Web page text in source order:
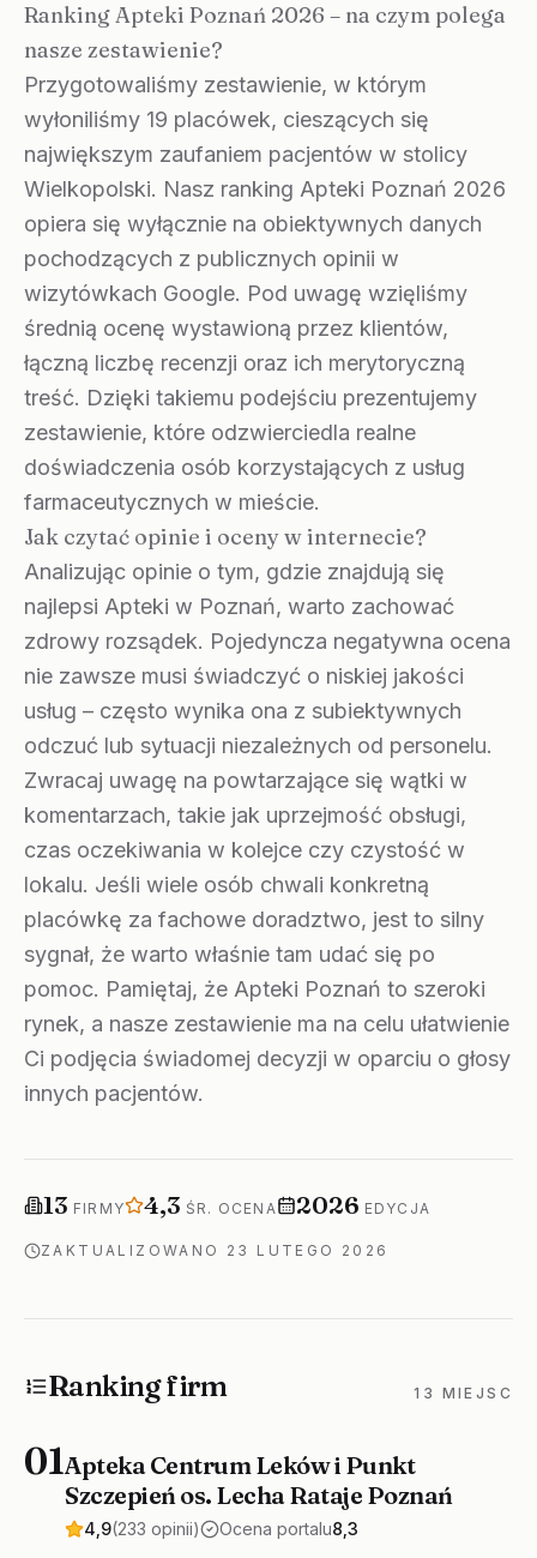
Ranking Apteki Poznań 2026 – na czym polega
nasze zestawienie?
Przygotowaliśmy zestawienie, w którym
wyłoniliśmy 19 placówek, cieszących się
największym zaufaniem pacjentów w stolicy
Wielkopolski. Nasz ranking Apteki Poznań 2026
opiera się wyłącznie na obiektywnych danych
pochodzących z publicznych opinii w
wizytówkach Google. Pod uwagę wzięliśmy
średnią ocenę wystawioną przez klientów,
łączną liczbę recenzji oraz ich merytoryczną
treść. Dzięki takiemu podejściu prezentujemy
zestawienie, które odzwierciedla realne
doświadczenia osób korzystających z usług
farmaceutycznych w mieście.
Jak czytać opinie i oceny w internecie?
Analizując opinie o tym, gdzie znajdują się
najlepsi Apteki w Poznań, warto zachować
zdrowy rozsądek. Pojedyncza negatywna ocena
nie zawsze musi świadczyć o niskiej jakości
usług – często wynika ona z subiektywnych
odczuć lub sytuacji niezależnych od personelu.
Zwracaj uwagę na powtarzające się wątki w
komentarzach, takie jak uprzejmość obsługi,
czas oczekiwania w kolejce czy czystość w
lokalu. Jeśli wiele osób chwali konkretną
placówkę za fachowe doradztwo, jest to silny
sygnał, że warto właśnie tam udać się po
pomoc. Pamiętaj, że Apteki Poznań to szeroki
rynek, a nasze zestawienie ma na celu ułatwienie
Ci podjęcia świadomej decyzji w oparciu o głosy
innych pacjentów.
Firm w rankingu
13 FIRMYŚrednia ocena
4,3 ŚR. OCENARok edycji
2026 EDYCJA
ZAKTUALIZOWANO 23 LUTEGO 2026
Ranking firm 13 MIEJSC
01Apteka Centrum Leków i Punkt
Szczepień os. Lecha Rataje Poznań
4,9(233 opinii) Ocena portalu8,3